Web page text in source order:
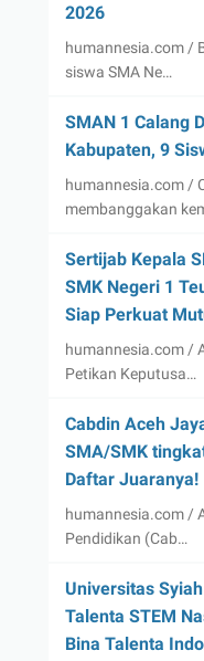
2026
humannesia.com /
siswa SMA Ne…
SMAN 1 Calang
Kabupaten, 9
humannesia.com /
membanggakan
Sertijab Kepala
SMK Negeri 1
Siap Perkuat
humannesia.com /
Petikan Keputusa…
Cabdin Aceh
SMA/SMK
Daftar Juaranya!
humannesia.com /
Pendidikan (Cab…
Universitas
Talenta STEM
Bina Talenta